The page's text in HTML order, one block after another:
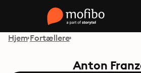
Hjem Fortællere
Anton